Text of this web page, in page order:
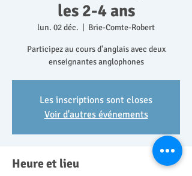
les 2-4 ans
lun. 02 déc. Brie-Comte-Robert
Participez au cours d'anglais avec deux
enseignantes anglophones
Les inscriptions sont closes
Voir d'autres événements
Heure et lieu